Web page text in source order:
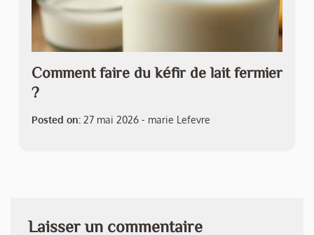
Comment faire du kéfir de lait fermier
?
Posted on: 27 mai 2026 - marie Lefevre
Laisser un commentaire